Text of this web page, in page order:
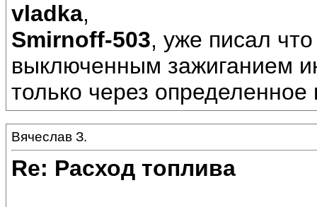
vladka,
Smirnoff-503, уже писал
выключенным зажиганием
только через определенное
Вячеслав З.
Re: Расход топлива